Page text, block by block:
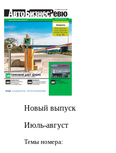
Новый выпуск
Июль-август
Темы номера: